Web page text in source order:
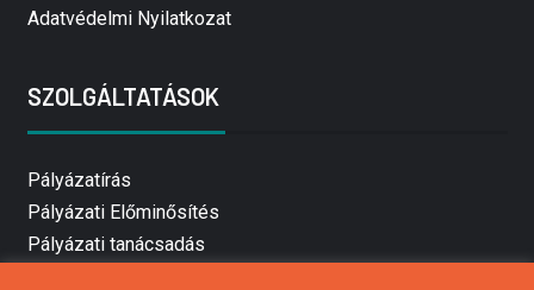
Adatvédelmi Nyilatkozat
SZOLGÁLTATÁSOK
Pályázatírás
Pályázati Előminősítés
Pályázati tanácsadás